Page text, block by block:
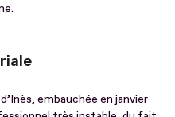
embauchée en janvier